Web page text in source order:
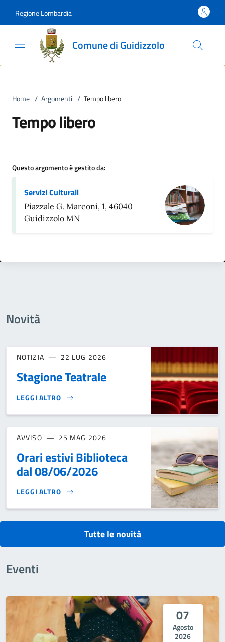
Regione Lombardia
Comune di Guidizzolo
Home / Argomenti / Tempo libero
Tempo libero
Questo argomento è gestito da:
Servizi Culturali
Piazzale G. Marconi, 1, 46040
Guidizzolo MN
Novità
NOTIZIA 22 LUG 2026
Stagione Teatrale
LEGGI ALTRO
STAGIONE TEATRALE}
AVVISO 25 MAG 2026
Orari estivi Biblioteca
dal 08/06/2026
LEGGI ALTRO
ORARI ESTIVI BIBLIOTECA DAL 08/06/2026}
Tutte le novità
Eventi
07
Agosto
2026